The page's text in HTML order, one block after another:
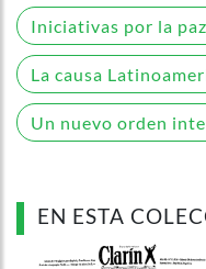
Iniciativas por la
La causa
Un nuevo orden
EN ESTA